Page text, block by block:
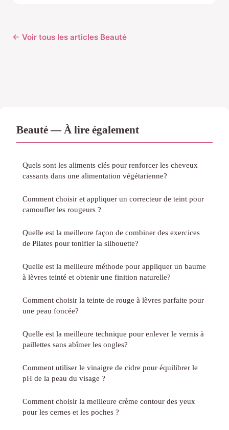
← Voir tous les articles Beauté
Beauté — À lire également
Quels sont les aliments clés pour renforcer les cheveux
cassants dans une alimentation végétarienne?
Comment choisir et appliquer un correcteur de teint pour
camoufler les rougeurs ?
Quelle est la meilleure façon de combiner des exercices
de Pilates pour tonifier la silhouette?
Quelle est la meilleure méthode pour appliquer un baume
à lèvres teinté et obtenir une finition naturelle?
Comment choisir la teinte de rouge à lèvres parfaite pour
une peau foncée?
Quelle est la meilleure technique pour enlever le vernis à
paillettes sans abîmer les ongles?
Comment utiliser le vinaigre de cidre pour équilibrer le
pH de la peau du visage ?
Comment choisir la meilleure crème contour des yeux
pour les cernes et les poches ?